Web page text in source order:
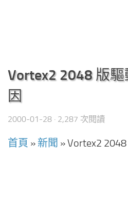
Vortex2 2048 版
因
2000-01-28 · 2,287 次閱讀
首頁 » 新聞 »Vortex2